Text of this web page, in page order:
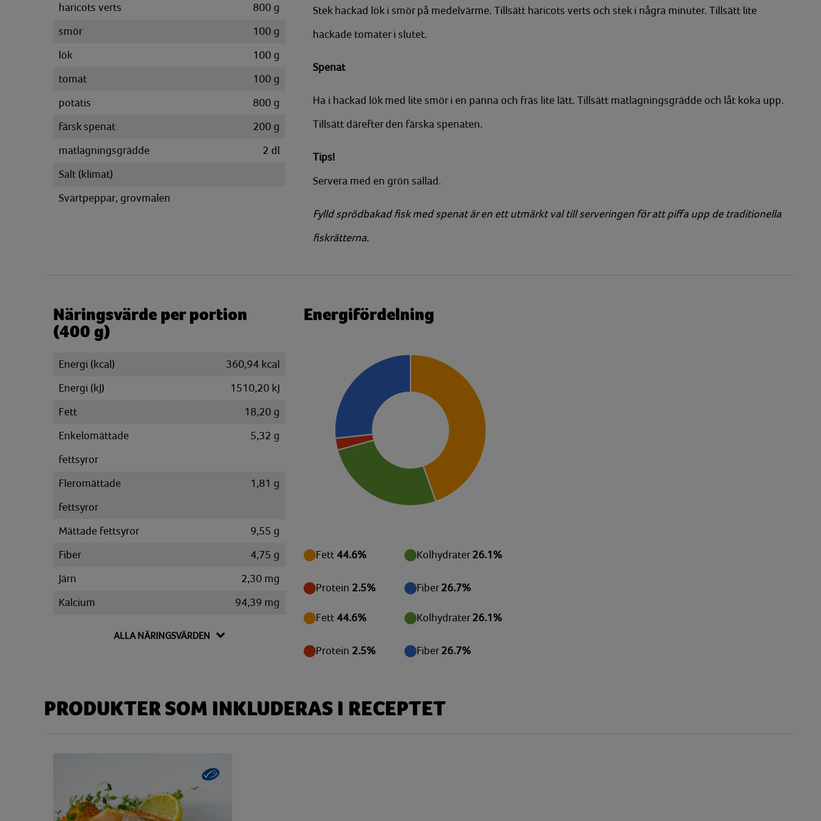
haricots verts 800 g
smör
100 g
lök
100 g
tomat
100 g
potatis
800 g
färsk spenat
200 g
matlagningsgrädde
2 dl
Salt (klimat)
Svartpeppar, grovmalen
Stek hackad lök i smör på medelvärme. Tillsätt haricots verts och stek i några minuter. Tillsätt lite
hackade tomater i slutet.
Spenat
Ha i hackad lök med lite smör i en panna och fräs lite lätt. Tillsätt matlagningsgrädde och låt koka upp.
Tillsätt därefter den färska spenaten.
Tips!
Servera med en grön sallad.
Fylld sprödbakad fisk med spenat är en ett utmärkt val till serveringen för att piffa upp de traditionella
fiskrätterna.
Näringsvärde per portion
(400 g)
Energi (kcal)
360,94 kcal
Energi (kJ)
1510,20 kJ
Fett
18,20 g
Enkelomättade
fettsyror
5,32 g
Fleromättade
fettsyror
1,81 g
Mättade fettsyror
9,55 g
Fiber
4,75 g
Järn
2,30 mg
Kalcium
94,39 mg
Natrium
Niacin
ALLA NÄRINGSVÄRDEN
Energifördelning
Fett 44.6% Kolhydrater 26.1%
Protein 2.5% Fiber 26.7%
Fett 44.6% Kolhydrater 26.1%
Protein 2.5% Fiber 26.7%
PRODUKTER SOM INKLUDERAS I RECEPTET